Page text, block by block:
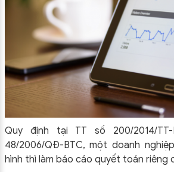
Quy định tại TT số 200/2014/
48/2006/QĐ-BTC, một doanh
hình thì làm báo cáo quyết toán riêng